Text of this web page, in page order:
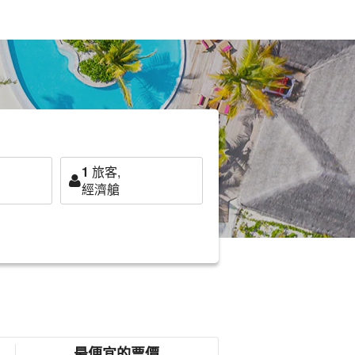
1 旅客,
經濟艙